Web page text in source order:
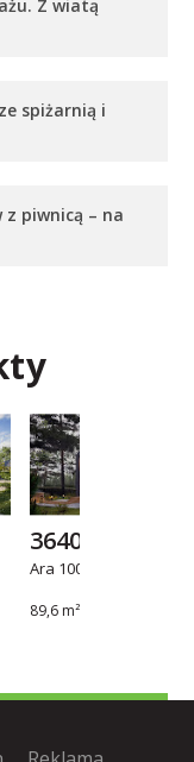
Z wiatą
spiżarnią i
z piwnicą – na
Ara 100
89,6 m²
3640 zł